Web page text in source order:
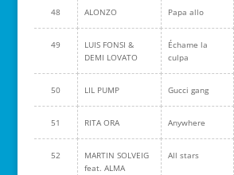
48 ALONZO Papa allo
49
LUIS FONSI &
DEMI LOVATO
Échame la
culpa
50 LIL PUMP Gucci gang
51 RITA ORA Anywhere
52
MARTIN SOLVEIG
feat. ALMA
All stars